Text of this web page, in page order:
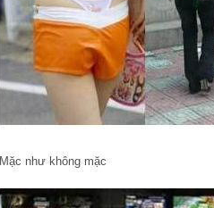
Mặc như không mặc